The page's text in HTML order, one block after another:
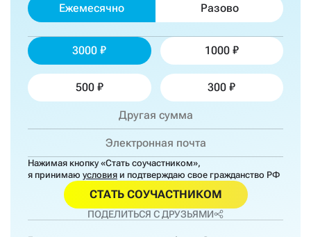
Ежемесячно Разово
3000 1000
500 300
Нажимая кнопку «Стать соучастником»,
я принимаю условия и подтверждаю свое гражданство РФ
СТАТЬ СОУЧАСТНИКОМ
ПОДЕЛИТЬСЯ С ДРУЗЬЯМИ